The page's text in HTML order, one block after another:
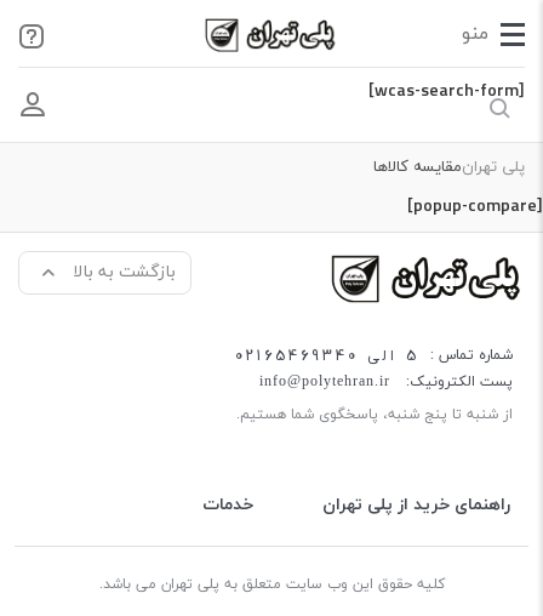
[wcas-search-form]
پلی تهرانمقایسه کالاها
[popup-compare]
بازگشت به بالا
شماره تماس : 5 الی 02165469340
پست الکترونیک: info@polytehran.ir
از شنبه تا پنج شنبه، پاسخگوی شما هستیم.
راهنمای خرید از پلی تهران خدمات
کلیه حقوق این وب سایت متعلق به پلی تهران می باشد.